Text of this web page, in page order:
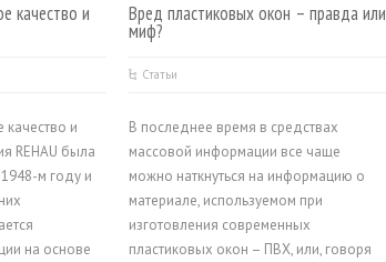
качество и
качество и
REHAU была
м году и
на основе
Вред пластиковых окон – правда или
миф?
Статьи
В последнее время в средствах
массовой информации все чаще
можно наткнуться на информацию о
материале, используемом при
изготовления современных
пластиковых окон – ПВХ, или, говоря